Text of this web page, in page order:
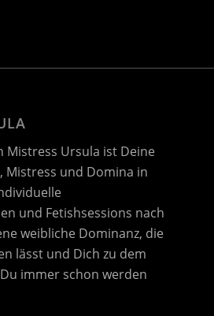
Ursula ist Deine
Mistress und Domina in
und Fetishsessions nach
weibliche Dominanz, die
lässt und Dich zu dem
immer schon werden